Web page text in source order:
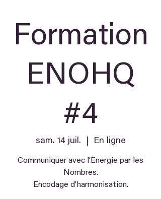
Formation
ENOHQ
#4
sam. 14 juil. En ligne
Communiquer avec l’Energie par les
Nombres.
Encodage d'harmonisation.